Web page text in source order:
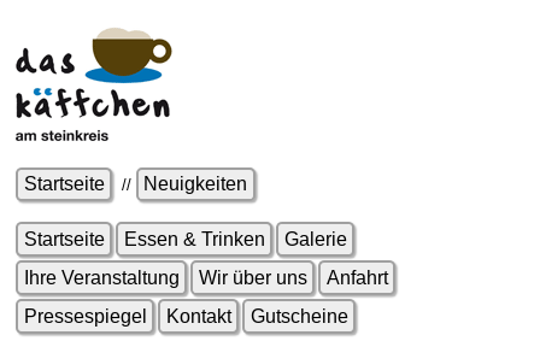
Startseite // Neuigkeiten
Startseite Essen & Trinken
Galerie
Ihre Veranstaltung
Wir über uns
Anfahrt
Pressespiegel
Kontakt Gutscheine